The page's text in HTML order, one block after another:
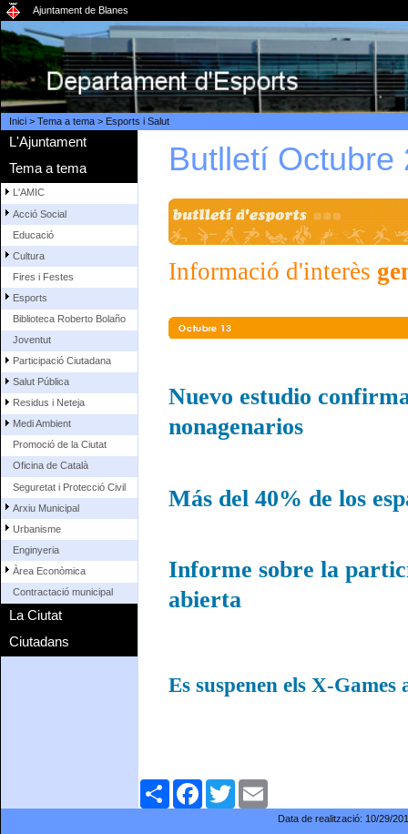
Ajuntament de Blanes
Inici> Tema a tema> Esports i Salut
L'Ajuntament
Tema a tema
L'AMIC
Acció Social
Educació
Cultura
Fires i Festes
Esports
Biblioteca Roberto Bolaño
Joventut
Participació Ciutadana
Salut Pública
Residus i Neteja
Medi Ambient
Promoció de la Ciutat
Oficina de Català
Seguretat i Protecció Civil
Arxiu Municipal
Urbanisme
Enginyeria
Àrea Econòmica
Contractació municipal
La Ciutat
Ciutadans
Butlletí Octubre
Informació d'interès
Nuevo estudio
nonagenarios
Más del 40% de los
Informe sobre la
abierta
Es suspenen els X-
ComparteixFacebookTwitter
Data de realització: 10/29/